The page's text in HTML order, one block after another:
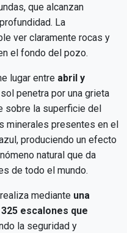
que alcanzan
La
ver claramente rocas y
el fondo del pozo.
lugar entre abril y
penetra por una grieta
sobre la superficie del
minerales presentes en el
produciendo un efecto
natural que da
de todo el mundo.
mediante una
325 escalones que
la seguridad y